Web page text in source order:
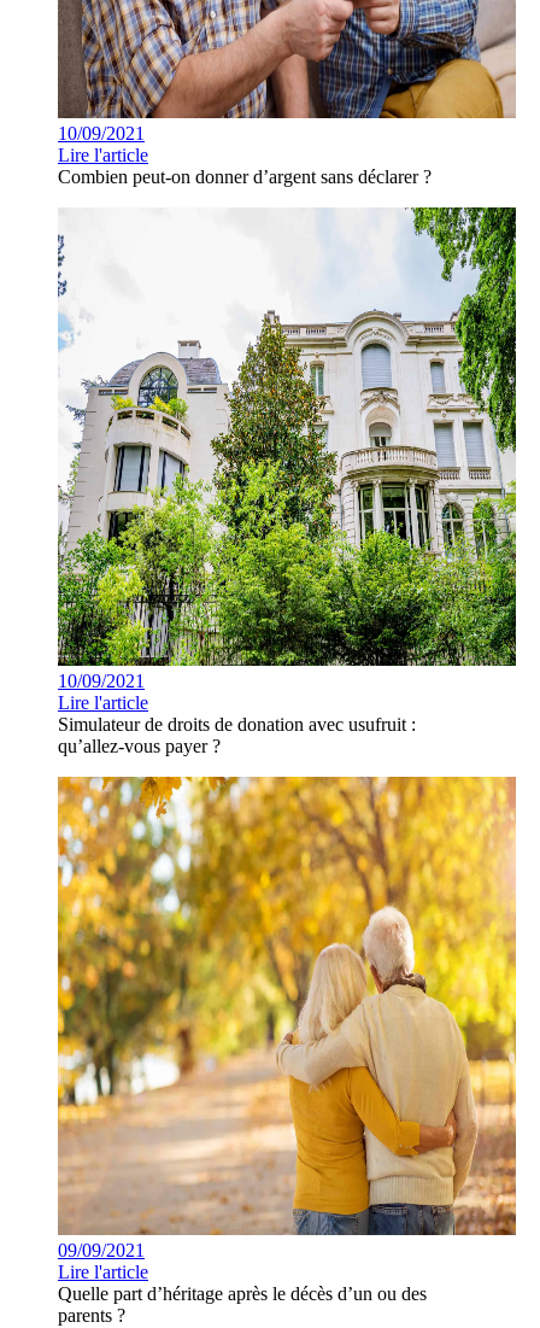
10/09/2021
Lire l'article
Combien peut-on donner d’argent sans déclarer ?
10/09/2021
Lire l'article
Simulateur de droits de donation avec usufruit :
qu’allez-vous payer ?
09/09/2021
Lire l'article
Quelle part d’héritage après le décès d’un ou des
parents ?